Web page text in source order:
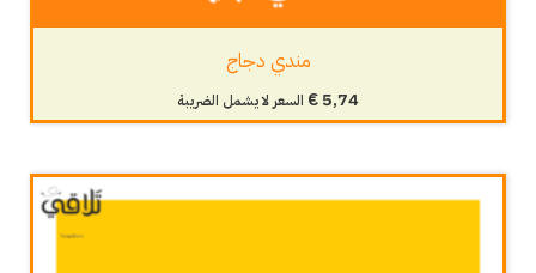
مندي دجاج
€5,74 السعر لا يشمل الضريبة